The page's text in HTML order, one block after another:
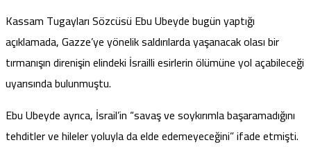
Kassam Tugayları Sözcüsü Ebu Ubeyde bugün yaptığı
açıklamada, Gazze’ye yönelik saldırılarda yaşanacak olası bir
tırmanışın direnişin elindeki İsrailli esirlerin ölümüne yol açabileceği
uyarısında bulunmuştu.
Ebu Ubeyde ayrıca, İsrail’in “savaş ve soykırımla başaramadığını
tehditler ve hileler yoluyla da elde edemeyeceğini” ifade etmişti.